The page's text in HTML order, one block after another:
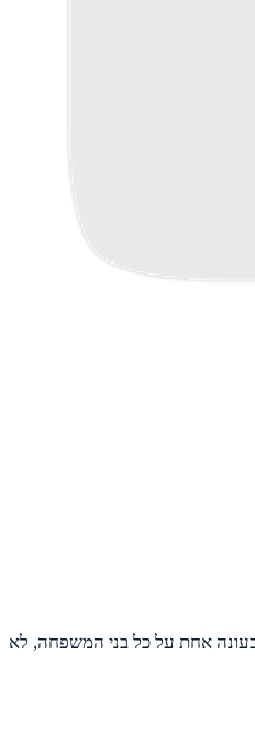
אחת על כל בני המשפחה, לא